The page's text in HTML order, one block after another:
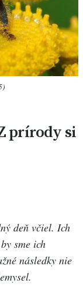
prírody si
deň včiel. Ich
sme ich
následky nie